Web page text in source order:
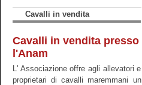
Cavalli in vendita
Cavalli in vendita presso
l'Anam
L' Associazione offre agli allevatori e
proprietari di cavalli maremmani un